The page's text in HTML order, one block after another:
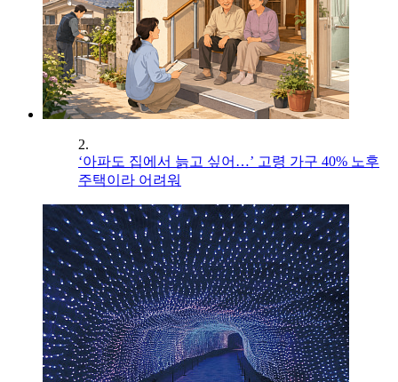
2.
‘아파도 집에서 늙고 싶어…’ 고령 가구 40% 노후
주택이라 어려워